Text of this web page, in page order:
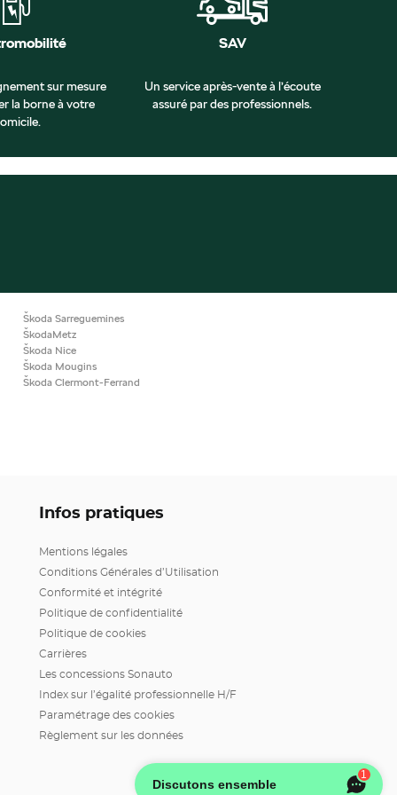
sur mesure
la borne à votre
SAV
Un service après-vente à l’écoute
assuré par des professionnels.
Škoda Sarreguemines
ŠkodaMetz
Škoda Nice
Škoda Mougins
Škoda Clermont-Ferrand
Infos pratiques
Mentions légales
Conditions Générales d’Utilisation
Conformité et intégrité
Politique de confidentialité
Politique de cookies
Carrières
Les concessions Sonauto
Index sur l’égalité professionnelle H/F
Paramétrage des cookies
Règlement sur les données
Discutons ensemble
1